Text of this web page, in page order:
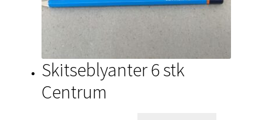
Skitseblyanter 6 stk
Centrum